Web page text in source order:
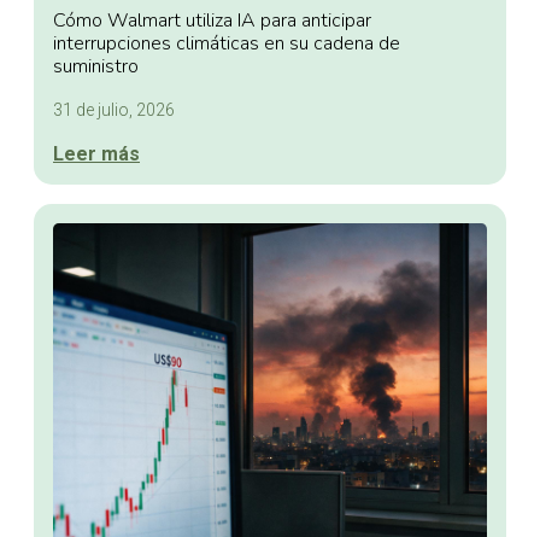
Cómo Walmart utiliza IA para anticipar
interrupciones climáticas en su cadena de
suministro
31 de julio, 2026
Leer más